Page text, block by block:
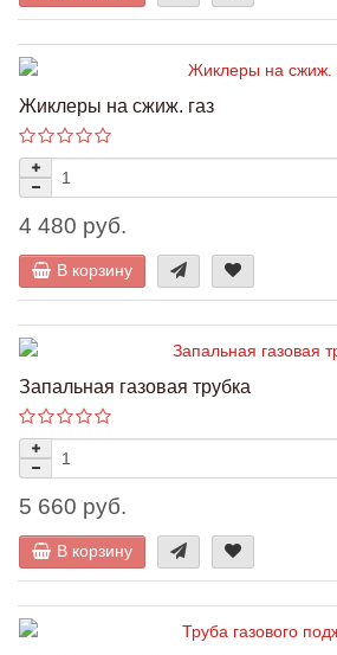
Жиклеры на сжиж. газ
4 480 руб.
В корзину
Запальная газовая трубка
5 660 руб.
В корзину